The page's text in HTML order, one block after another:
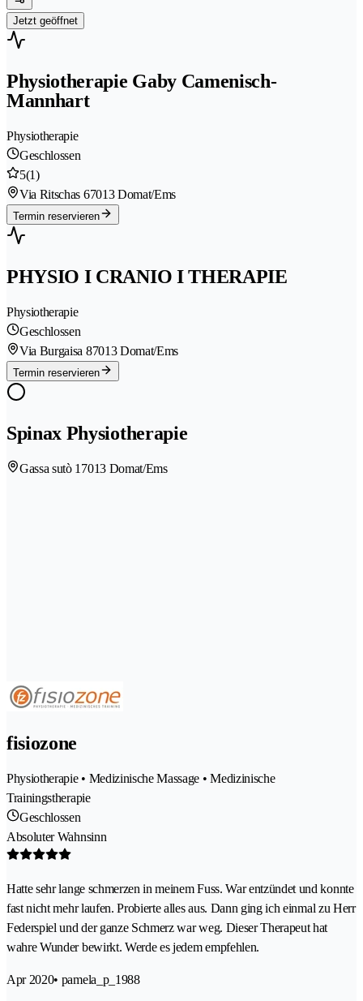
Jetzt geöffnet
Physiotherapie Gaby Camenisch-
Mannhart
Physiotherapie
Geschlossen
5(1)
Via Ritschas 67013 Domat/Ems
Termin reservieren
PHYSIO I CRANIO I THERAPIE
Physiotherapie
Geschlossen
Via Burgaisa 87013 Domat/Ems
Termin reservieren
Spinax Physiotherapie
Gassa sutò 1 7013 Domat/Ems
fisiozone
Physiotherapie • Medizinische Massage • Medizinische
Trainingstherapie
Geschlossen
Absoluter Wahnsinn
Hatte sehr lange schmerzen in meinem Fuss. War entzündet und konnte
fast nicht mehr laufen. Probierte alles aus. Dann ging ich einmal zu Herr
Federspiel und der ganze Schmerz war weg. Dieser Therapeut hat
wahre Wunder bewirkt. Werde es jedem empfehlen.
Apr 2020• pamela_p_1988